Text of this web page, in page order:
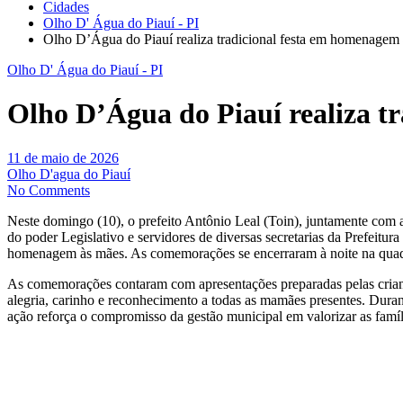
Cidades
Olho D' Água do Piauí - PI
Olho D’Água do Piauí realiza tradicional festa em homenagem
Olho D' Água do Piauí - PI
Olho D’Água do Piauí realiza
11 de maio de 2026
Olho D'agua do Piauí
No Comments
Neste domingo (10), o prefeito Antônio Leal (Toin), juntamente com
do poder Legislativo e servidores de diversas secretarias da
homenagem às mães. As comemorações se encerraram à noite na
As comemorações contaram com apresentações preparadas pelas
alegria, carinho e reconhecimento a todas as mamães presentes.
ação reforça o compromisso da gestão municipal em valorizar as